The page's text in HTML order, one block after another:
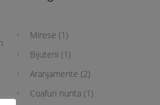
Mirese (1)
Bijuterii (1)
Aranjamente (2)
Coafuri nunta (1)